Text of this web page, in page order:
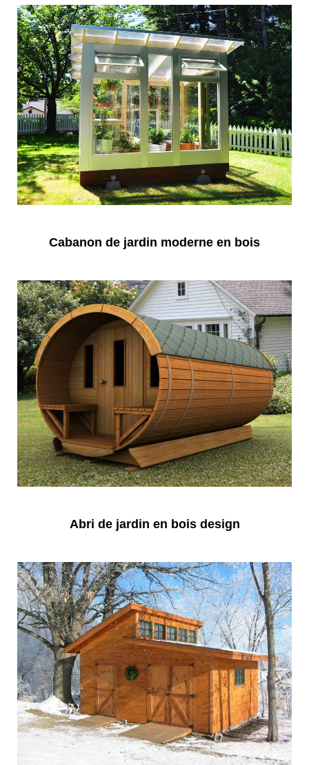
Cabanon de jardin moderne en bois
Abri de jardin en bois design